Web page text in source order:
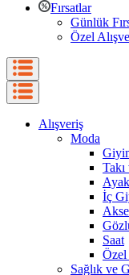
Fırsatlar
Günlük
Özel
Alışveriş
Moda
İç
Saat
Özel
Sağlık ve